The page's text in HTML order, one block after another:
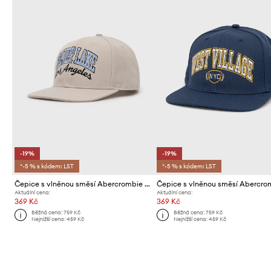
-19%
*-5 % s kódem: LST
Čepice s vlněnou směsí Abercrombie & Fitch
Aktuální cena:
369 Kč
Běžná cena:759 Kč
Nejnižší cena:459 Kč
-19%
*-5 % s kódem: LST
Aktuální cena:
369 Kč
Běžná cena: 759 Kč
Nejnižší cena: 459 Kč